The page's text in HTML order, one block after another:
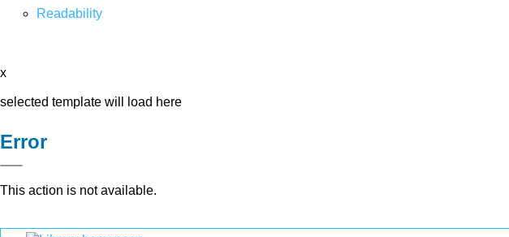
Readability
x
selected template will load here
Error
This action is not available.